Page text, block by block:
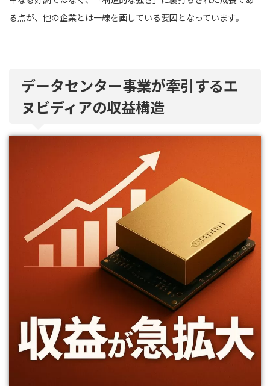
る点が、他の企業とは一線を画している要因となっています。
データセンター事業が牽引するエ
ヌビディアの収益構造